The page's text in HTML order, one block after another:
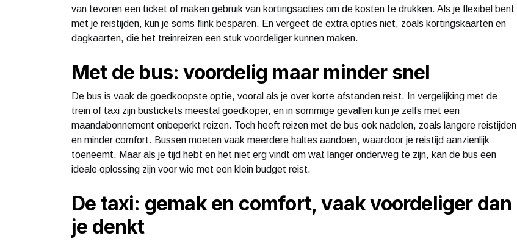
van tevoren een ticket of maken gebruik van kortingsacties om de kosten te drukken. Als je flexibel bent
met je reistijden, kun je soms flink besparen. En vergeet de extra opties niet, zoals kortingskaarten en
dagkaarten, die het treinreizen een stuk voordeliger kunnen maken.
Met de bus: voordelig maar minder snel
De bus is vaak de goedkoopste optie, vooral als je over korte afstanden reist. In vergelijking met de
trein of taxi zijn bustickets meestal goedkoper, en in sommige gevallen kun je zelfs met een
maandabonnement onbeperkt reizen. Toch heeft reizen met de bus ook nadelen, zoals langere reistijden
en minder comfort. Bussen moeten vaak meerdere haltes aandoen, waardoor je reistijd aanzienlijk
toeneemt. Maar als je tijd hebt en het niet erg vindt om wat langer onderweg te zijn, kan de bus een
ideale oplossing zijn voor wie met een klein budget reist.
De taxi: gemak en comfort, vaak voordeliger dan
je denkt